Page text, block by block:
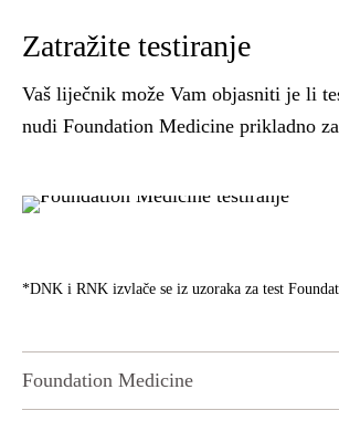
Zatražite testiranje
Vaš liječnik može Vam objasniti je li
nudi Foundation Medicine prikladno
*DNK i RNK izvlače se iz uzoraka za test
Foundation Medicine